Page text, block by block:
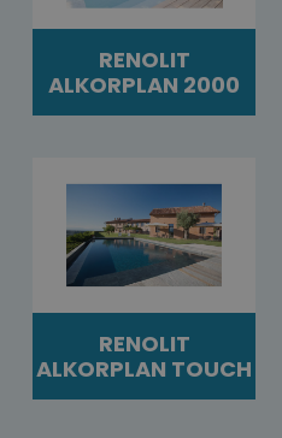
RENOLIT
ALKORPLAN 2000
RENOLIT
ALKORPLAN TOUCH